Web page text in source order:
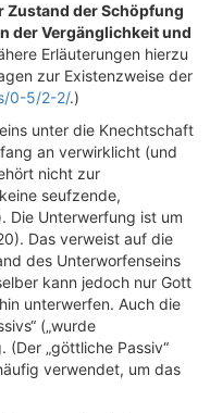
der Schöpfung
der Vergänglichkeit und
Erläuterungen hierzu
zur Existenzweise der
0-5/2-2/.)
unter die Knechtschaft
an verwirklicht (und
nicht zur
seufzende,
Die Unterwerfung ist um
Das verweist auf die
des Unterworfenseins
kann jedoch nur Gott
unterwerfen. Auch die
(„wurde
(Der „göttliche Passiv“
verwendet, um das